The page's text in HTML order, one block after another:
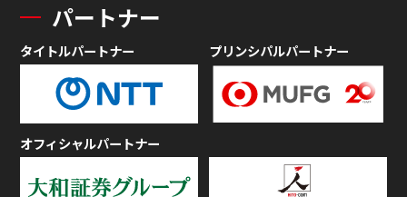
パートナー
タイトルパートナー プリンシパルパートナー
オフィシャルパートナー